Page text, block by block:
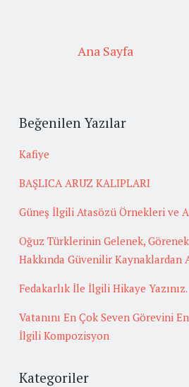
Ana Sayfa
Beğenilen Yazılar
Kafiye
BAŞLICA ARUZ KALIPLARI
Güneş İlgili Atasözü Örnekleri ve
Oğuz Türklerinin Gelenek, Görenek
Hakkında Güvenilir Kaynaklardan
Fedakarlık İle İlgili Hikaye Yazınız.
Vatanını En Çok Seven Görevini
İlgili Kompozisyon
Kategoriler